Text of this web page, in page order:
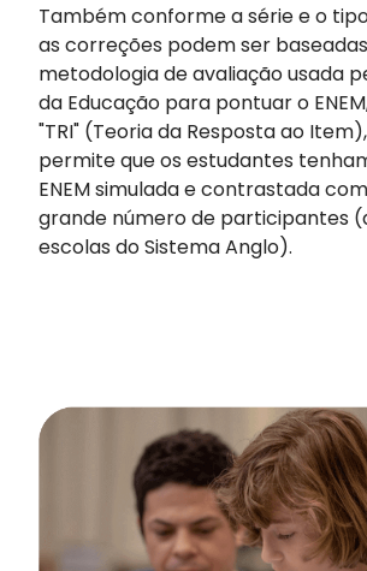
Também conforme a série e o
as correções podem ser
metodologia de avaliação usada
da Educação para pontuar o
"TRI" (Teoria da Resposta ao
permite que os estudantes
ENEM simulada e contrastada
grande número de participantes
escolas do Sistema Anglo).